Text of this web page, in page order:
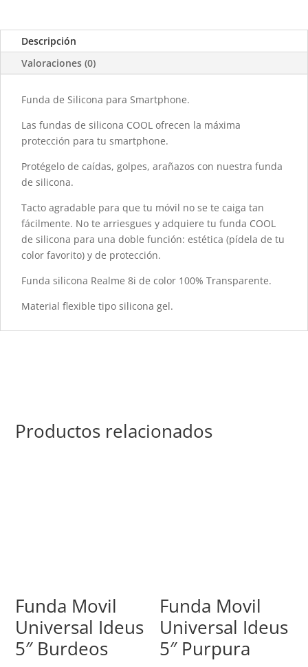
Descripción
Valoraciones (0)
Funda de Silicona para Smartphone.
Las fundas de silicona COOL ofrecen la máxima
protección para tu smartphone.
Protégelo de caídas, golpes, arañazos con nuestra funda
de silicona.
Tacto agradable para que tu móvil no se te caiga tan
fácilmente. No te arriesgues y adquiere tu funda COOL
de silicona para una doble función: estética (pídela de tu
color favorito) y de protección.
Funda silicona Realme 8i de color 100% Transparente.
Material flexible tipo silicona gel.
Productos relacionados
Funda Movil
Universal Ideus
5″ Burdeos
Funda Movil
Universal Ideus
5″ Purpura